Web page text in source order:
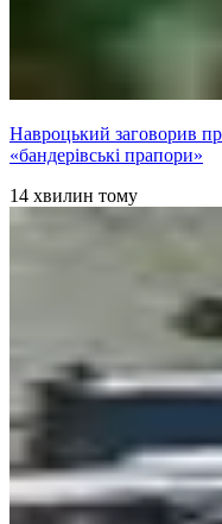
Навроцький заговорив
«бандерівські прапори»
14 хвилин тому